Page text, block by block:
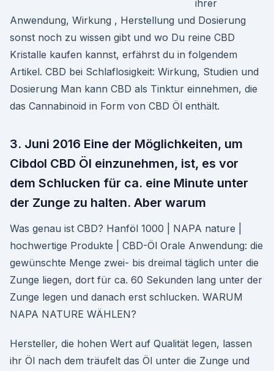
ihrer
Anwendung, Wirkung , Herstellung und Dosierung
sonst noch zu wissen gibt und wo Du reine CBD
Kristalle kaufen kannst, erfährst du in folgendem
Artikel. CBD bei Schlaflosigkeit: Wirkung, Studien und
Dosierung Man kann CBD als Tinktur einnehmen, die
das Cannabinoid in Form von CBD Öl enthält.
3. Juni 2016 Eine der Möglichkeiten, um
Cibdol CBD Öl einzunehmen, ist, es vor
dem Schlucken für ca. eine Minute unter
der Zunge zu halten. Aber warum
Was genau ist CBD? Hanföl 1000 | NAPA nature |
hochwertige Produkte | CBD-Öl Orale Anwendung: die
gewünschte Menge zwei- bis dreimal täglich unter die
Zunge liegen, dort für ca. 60 Sekunden lang unter der
Zunge legen und danach erst schlucken. WARUM
NAPA NATURE WÄHLEN?
Hersteller, die hohen Wert auf Qualität legen, lassen
ihr Öl nach dem träufelt das Öl unter die Zunge und